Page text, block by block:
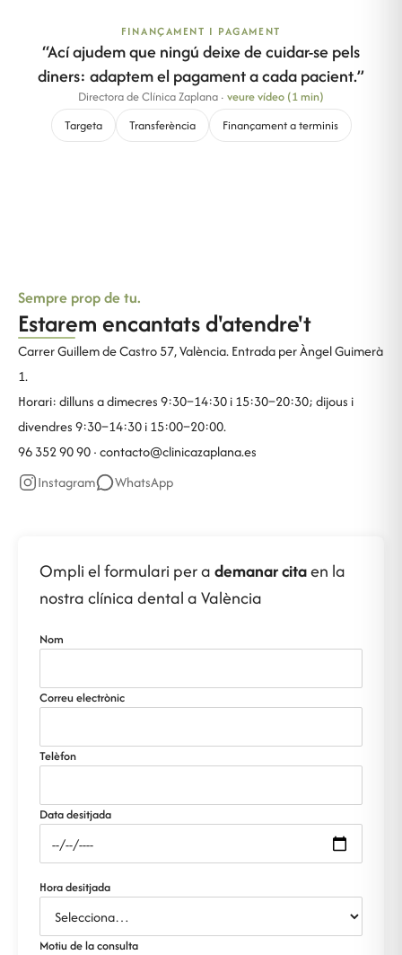
FINANÇAMENT I PAGAMENT
“Ací ajudem que ningú deixe de cuidar-se pels
diners: adaptem el pagament a cada pacient.”
Directora de Clínica Zaplana · veure vídeo (1 min)
Targeta
Transferència Finançament a terminis
Sempre prop de tu.
Estarem encantats d'atendre't
Carrer Guillem de Castro 57, València. Entrada per Àngel Guimerà
1.
Horari: dilluns a dimecres 9:30–14:30 i 15:30–20:30; dijous i
divendres 9:30–14:30 i 15:00–20:00.
96 352 90 90 ·contacto@clinicazaplana.es
Instagram
WhatsApp
Ompli el formulari per ademanar citaen la
nostra clínica dental a València
Nom
Correu electrònic
Telèfon
Data desitjada
Hora desitjada
Motiu de la consulta